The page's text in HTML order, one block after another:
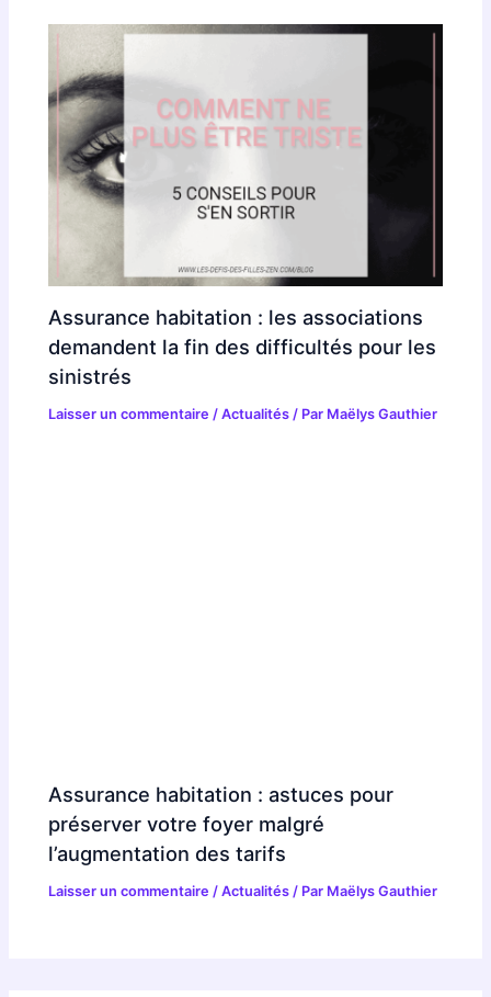
Assurance habitation : les associations
demandent la fin des difficultés pour les
sinistrés
Laisser un commentaire /Actualités / Par Maëlys Gauthier
Assurance habitation : astuces pour
préserver votre foyer malgré
l’augmentation des tarifs
Laisser un commentaire /Actualités / Par Maëlys Gauthier